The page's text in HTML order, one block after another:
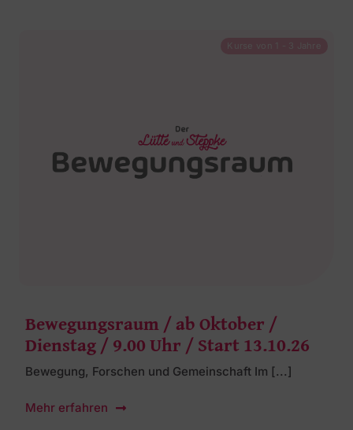
Kurse von 1 - 3 Jahre
Bewegungsraum / ab Oktober /
Dienstag / 9.00 Uhr / Start 13.10.26
Bewegung, Forschen und Gemeinschaft Im [...]
Mehr erfahren